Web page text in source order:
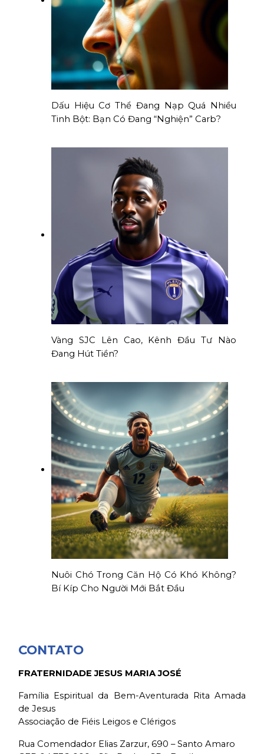
Dấu Hiệu Cơ Thể Đang Nạp Quá Nhiều
Tinh Bột: Bạn Có Đang “Nghiện” Carb?
Vàng SJC Lên Cao, Kênh Đầu Tư Nào
Đang Hút Tiền?
Nuôi Chó Trong Căn Hộ Có Khó Không?
Bí Kíp Cho Người Mới Bắt Đầu
CONTATO
FRATERNIDADE JESUS MARIA JOSÉ
Família Espiritual da Bem-Aventurada Rita Amada
de Jesus
Associação de Fiéis Leigos e Clérigos
Rua Comendador Elias Zarzur, 690 – Santo Amaro